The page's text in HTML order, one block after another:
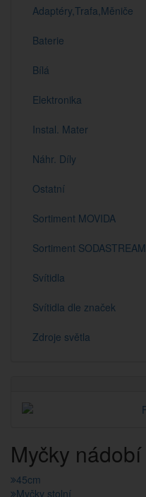
Adaptéry,Trafa,Měniče
Baterie
Bílá
Elektronika
Instal. Mater
Náhr. Díly
Ostatní
Sortiment MOVIDA
Sortiment SODASTREAM
Svítidla
Svítidla dle značek
Zdroje světla
Myčky nádobí
45cm
Myčky stolní